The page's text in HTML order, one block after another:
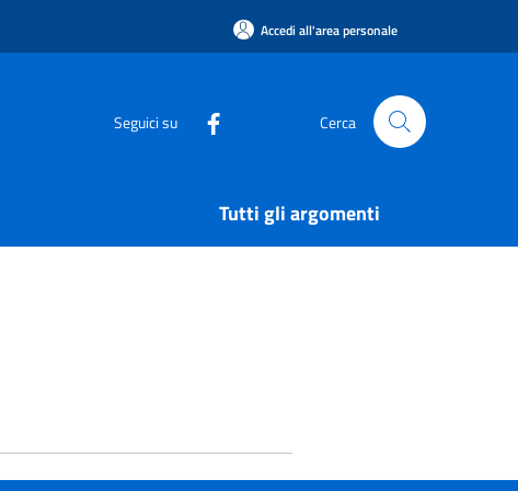
Accedi all'area personale
Seguici su Cerca
Tutti gli argomenti